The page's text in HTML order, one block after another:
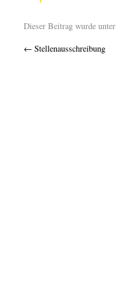
Dieser Beitrag wurde unter
← Stellenausschreibung